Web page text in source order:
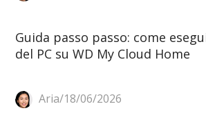
Guida passo passo: come
del PC su WD My Cloud Home
Aria/18/06/2026